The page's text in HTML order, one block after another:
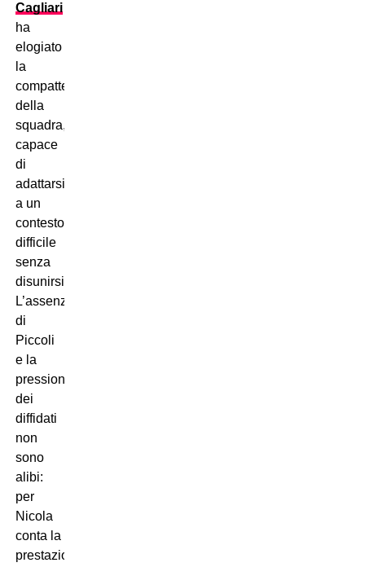
Cagliari
ha
elogiato
la
compattezza
della
squadra,
capace
di
adattarsi
a un
contesto
difficile
senza
disunirsi.
L’assenza
di
Piccoli
e la
pressione
dei
diffidati
non
sono
alibi:
per
Nicola
conta la
prestazione,